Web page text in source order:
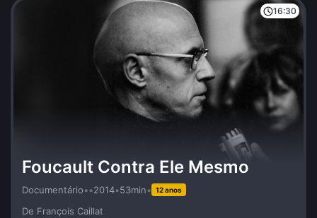
16:30
Foucault Contra Ele Mesmo
Documentário••2014•53min• 12 anos
De François Caillat